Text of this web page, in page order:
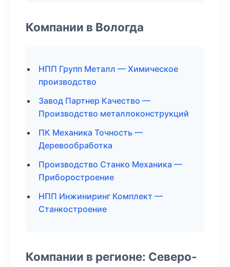
Компании в Вологда
НПП Групп Металл — Химическое
производство
Завод Партнер Качество —
Производство металлоконструкций
ПК Механика Точность —
Деревообработка
Производство Станко Механика —
Приборостроение
НПП Инжиниринг Комплект —
Станкостроение
Компании в регионе: Северо-